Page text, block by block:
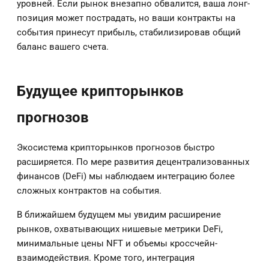
уровней. Если рынок внезапно обвалится, ваша лонг-
позиция может пострадать, но ваши контракты на
события принесут прибыль, стабилизировав общий
баланс вашего счета.
Будущее крипторынков
прогнозов
Экосистема крипторынков прогнозов быстро
расширяется. По мере развития децентрализованных
финансов (DeFi) мы наблюдаем интеграцию более
сложных контрактов на события.
В ближайшем будущем мы увидим расширение
рынков, охватывающих нишевые метрики DeFi,
минимальные цены NFT и объемы кроссчейн-
взаимодействия. Кроме того, интеграция